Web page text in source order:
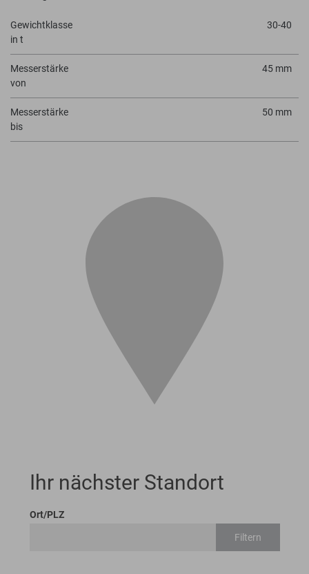
Gewichtklasse
in t
30-40
Messerstärke
von
45 mm
Messerstärke
bis
50 mm
Ihr nächster Standort
Ort/PLZ
Filtern